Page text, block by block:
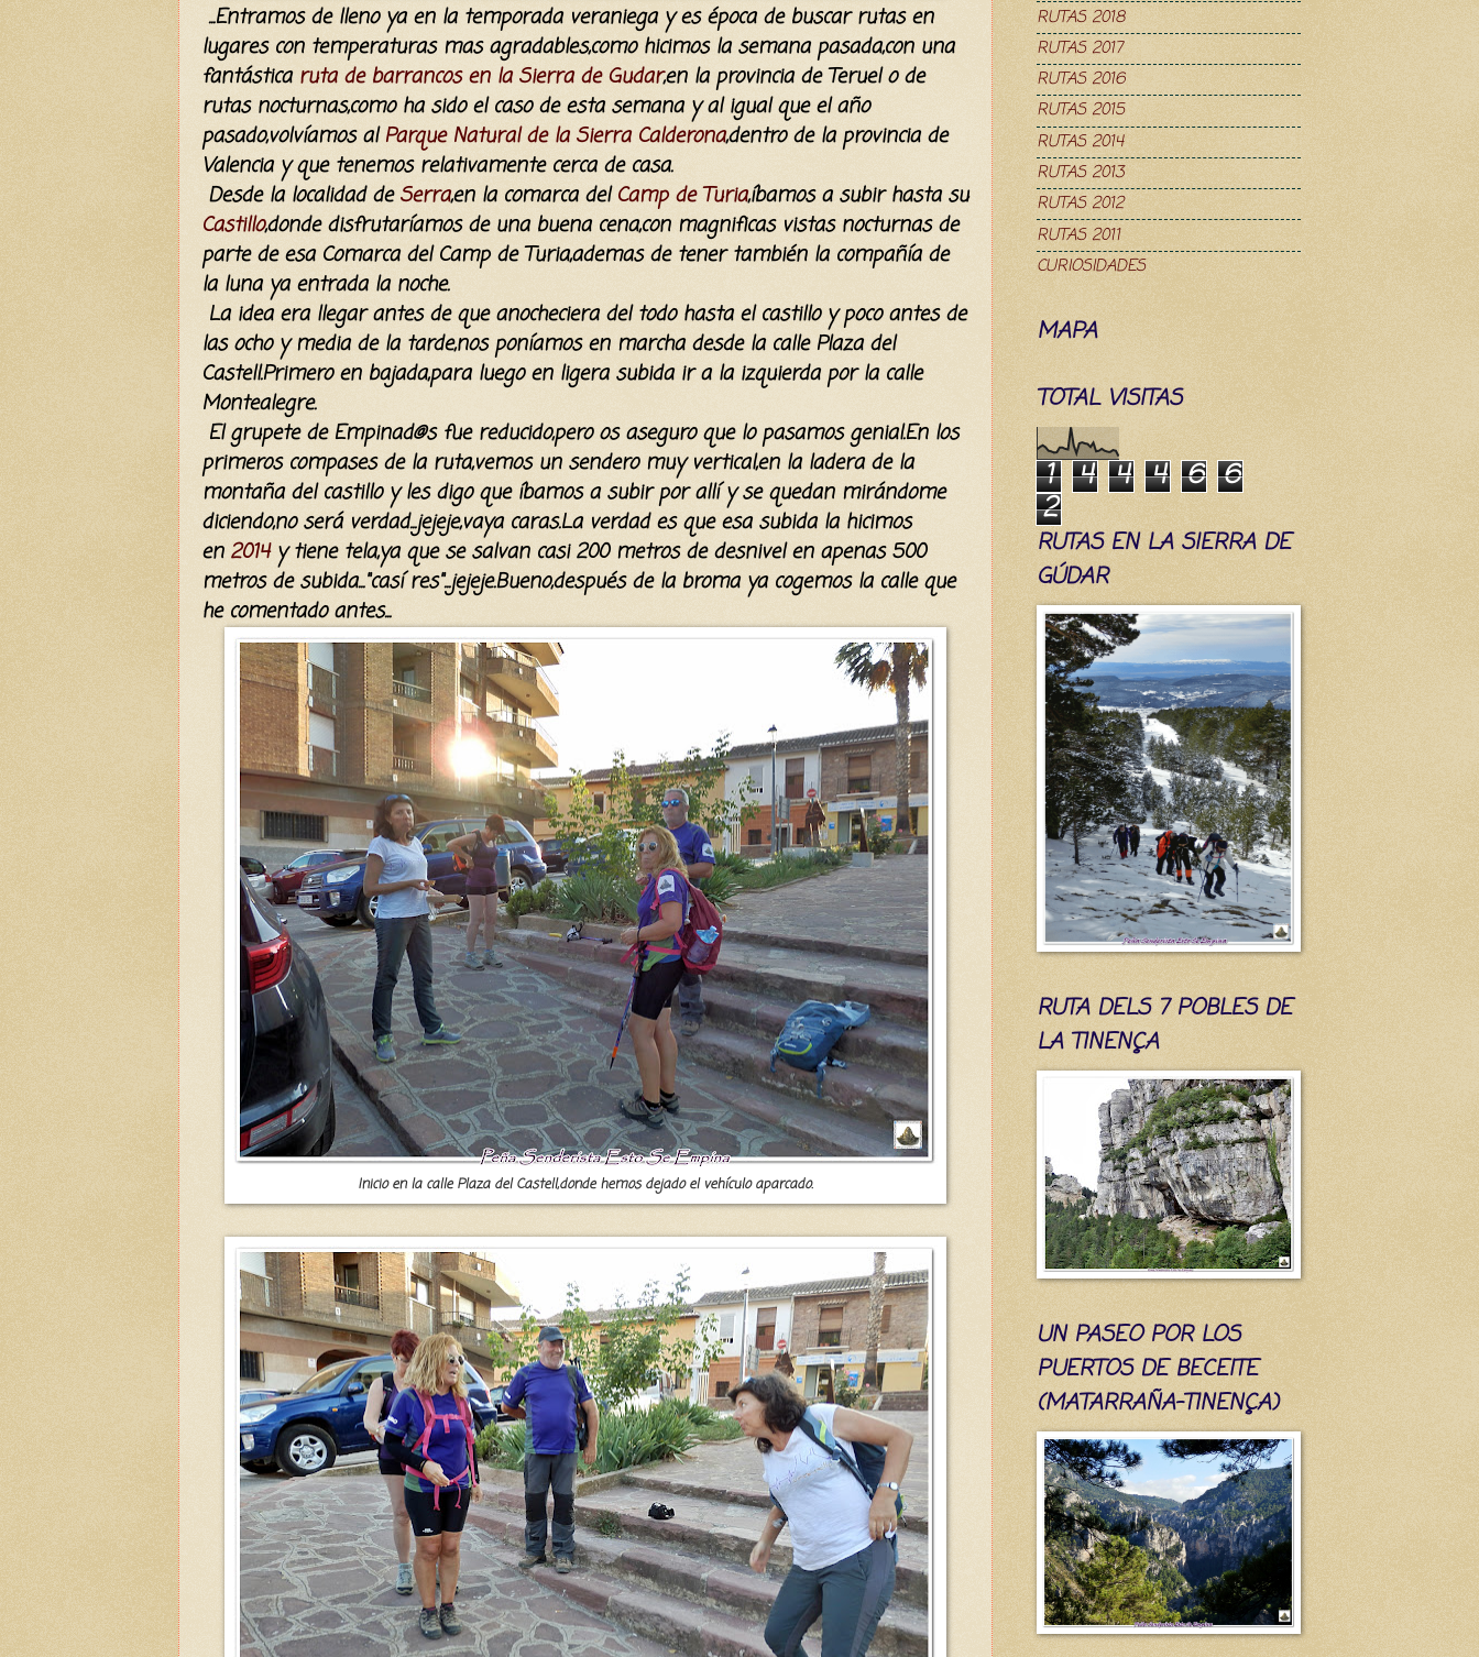
...Entramos de lleno ya en la temporada veraniega y es época de buscar rutas en
lugares con temperaturas mas agradables,como hicimos la semana pasada,con una
fantástica ruta de barrancos en la Sierra de Gudar,en la provincia de Teruel o de
rutas nocturnas,como ha sido el caso de esta semana y al igual que el año
pasado,volvíamos alParque Natural de la Sierra Calderona,dentro de la provincia de
Valencia y que tenemos relativamente cerca de casa.
Desde la localidad deSerra,en la comarca delCamp de Turia,íbamos a subir hasta su
Castillo,donde disfrutaríamos de una buena cena,con magnificas vistas nocturnas de
parte de esa Comarca del Camp de Turia,ademas de tener también la compañía de
la luna ya entrada la noche.
La idea era llegar antes de que anocheciera del todo hasta el castillo y poco antes de
las ocho y media de la tarde,nos poníamos en marcha desde la calle Plaza del
Castell.Primero en bajada,para luego en ligera subida ir a la izquierda por la calle
Montealegre.
El grupete de Empinad@s fue reducido,pero os aseguro que lo pasamos genial.En los
primeros compases de la ruta,vemos un sendero muy vertical,en la ladera de la
montaña del castillo y les digo que íbamos a subir por allí y se quedan mirándome
diciendo,no será verdad...jejeje,vaya caras.La verdad es que esa subida la hicimos
en 2014y tiene tela,ya que se salvan casi 200 metros de desnivel en apenas 500
metros de subida..."casí res"...jejeje.Bueno,después de la broma ya cogemos la calle que
he comentado antes...
Inicio en la calle Plaza del Castell,donde hemos dejado el vehículo aparcado.
RUTAS 2018
RUTAS 2017
RUTAS 2016
RUTAS 2015
RUTAS 2014
RUTAS 2013
RUTAS 2012
RUTAS 2011
CURIOSIDADES
MAPA
TOTAL VISITAS
1 4 4 4 6 6
2
RUTAS EN LA SIERRA DE
GÚDAR
RUTA DELS 7 POBLES DE
LA TINENÇA
UN PASEO POR LOS
PUERTOS DE BECEITE
(MATARRAÑA-TINENÇA)